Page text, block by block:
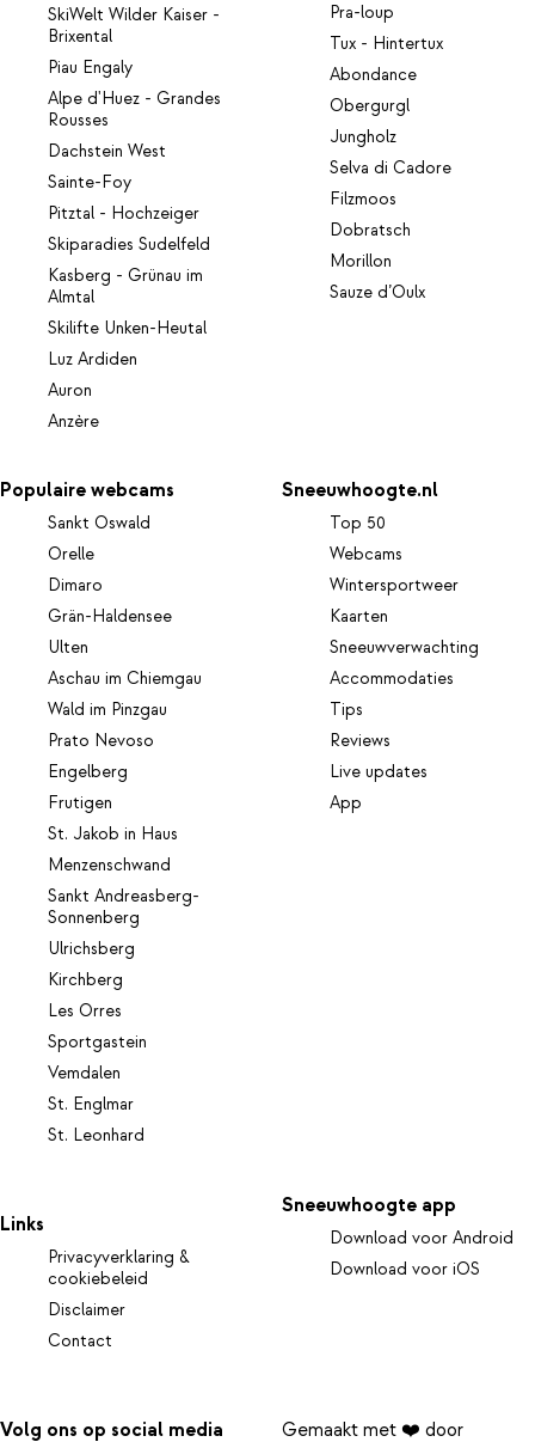
SkiWelt Wilder Kaiser -
Brixental
Piau Engaly
Alpe d'Huez - Grandes
Rousses
Dachstein West
Sainte-Foy
Pitztal - Hochzeiger
Skiparadies Sudelfeld
Kasberg - Grünau im
Almtal
Skilifte Unken-Heutal
Luz Ardiden
Auron
Anzère
Pra-loup
Tux - Hintertux
Abondance
Obergurgl
Jungholz
Selva di Cadore
Filzmoos
Dobratsch
Morillon
Sauze d’Oulx
Populaire webcams
Sankt Oswald
Orelle
Dimaro
Grän-Haldensee
Ulten
Aschau im Chiemgau
Wald im Pinzgau
Prato Nevoso
Engelberg
Frutigen
St. Jakob in Haus
Menzenschwand
Sankt Andreasberg-
Sonnenberg
Ulrichsberg
Kirchberg
Les Orres
Sportgastein
Vemdalen
St. Englmar
St. Leonhard
Sneeuwhoogte.nl
Top 50
Webcams
Wintersportweer
Kaarten
Sneeuwverwachting
Accommodaties
Tips
Reviews
Live updates
App
Links
Privacyverklaring &
cookiebeleid
Disclaimer
Contact
Sneeuwhoogte app
Download voor Android
Download voor iOS
Volg ons op social media Gemaakt met ❤️ door